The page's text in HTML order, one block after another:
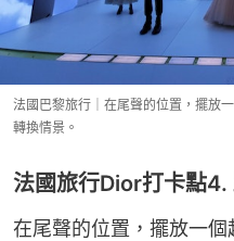
法國巴黎旅行｜在尾聲的位置，擺放
轉換情景。
法國旅行Dior打卡點
在尾聲的位置，擺放一